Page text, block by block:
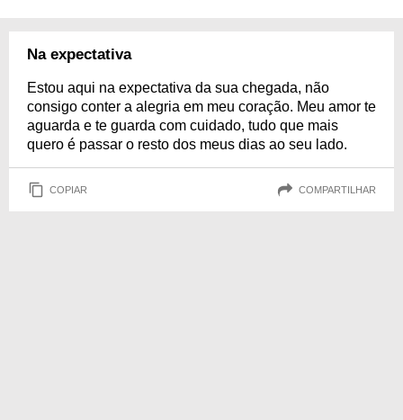
Na expectativa
Estou aqui na expectativa da sua chegada, não
consigo conter a alegria em meu coração. Meu amor te
aguarda e te guarda com cuidado, tudo que mais
quero é passar o resto dos meus dias ao seu lado.
COPIAR COMPARTILHAR